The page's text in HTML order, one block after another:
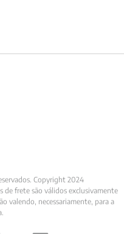
Copyright 2024
de frete são válidos exclusivamente
valendo, necessariamente, para a